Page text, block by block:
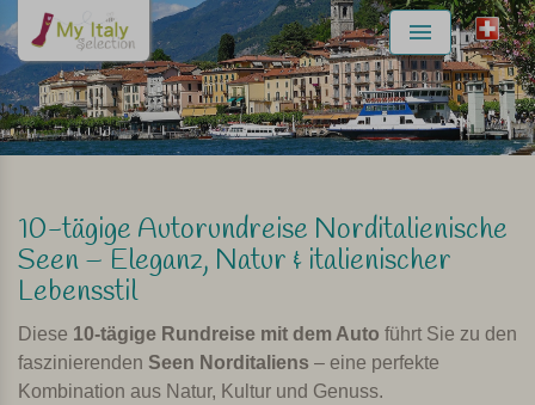
Menu
10-tägige Autorundreise Norditalienische
Seen – Eleganz, Natur & italienischer
Lebensstil
Diese 10-tägige Rundreise mit dem Auto führt Sie zu den
faszinierenden Seen Norditaliens – eine perfekte
Kombination aus Natur, Kultur und Genuss.